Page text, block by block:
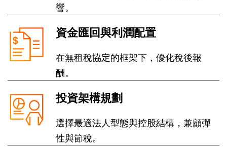
響。
資金匯回與利潤配置
在無租稅協定的框架下，優化稅後報
酬。
投資架構規劃
選擇最適法人型態與控股結構，兼顧彈
性與節稅。